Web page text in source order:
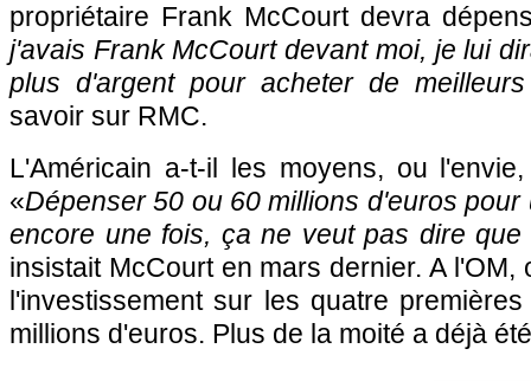
propriétaire Frank McCourt devra
j'avais Frank McCourt devant moi, je lui
plus d'argent pour acheter de
savoir sur RMC.
L'Américain a-t-il les moyens, ou
«Dépenser 50 ou 60 millions d'euros
encore une fois, ça ne veut pas dire que
insistait McCourt en mars dernier. A l'OM,
l'investissement sur les quatre
millions d'euros. Plus de la moité a déjà